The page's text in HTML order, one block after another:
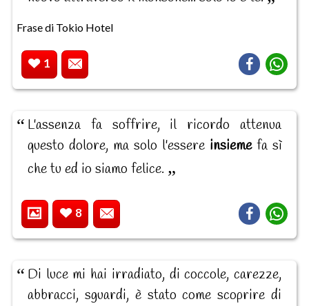
Frase di Tokio Hotel
1
L'assenza fa soffrire, il ricordo attenua
questo dolore, ma solo l'essere insiemefa sì
che tu ed io siamo felice.
8
Di luce mi hai irradiato, di coccole, carezze,
abbracci, sguardi, è stato come scoprire di